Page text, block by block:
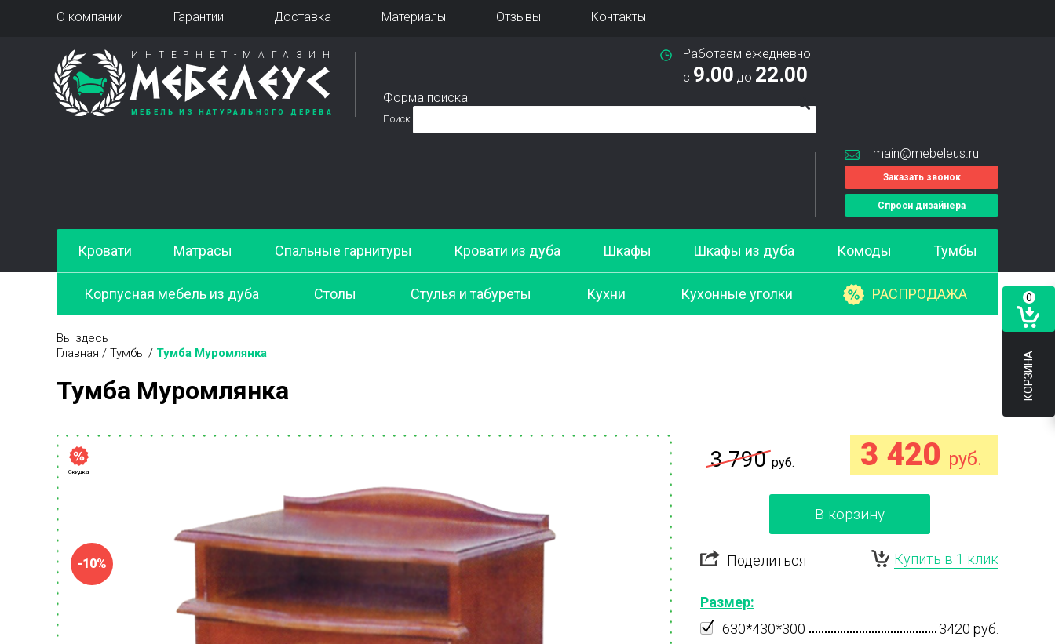
О компании Гарантии Доставка Материалы Отзывы Контакты
ИНТЕРНЕТ-МАГАЗИН
МЕБЕЛЕУС
МЕБЕЛЬ ИЗ НАТУРАЛЬНОГО ДЕРЕВА
Работаем ежедневно
с 9.00 до 22.00
Форма поиска
Поиск
main@mebeleus.ru
Заказать звонок
Спроси дизайнера
Кровати Матрасы Спальные гарнитуры Кровати из дуба Шкафы Шкафы из дуба Комоды Тумбы
Корпусная мебель из дуба Столы Стулья и табуреты Кухни Кухонные уголки РАСПРОДАЖА
Вы здесь
Главная / Тумбы / Тумба Муромлянка
Тумба Муромлянка
Скидка
-10%
3 790руб. 3 420 руб.
В корзину
Поделиться Купить в 1 клик
Размер:
630*430*300
3420 руб.
0
КОРЗИНА